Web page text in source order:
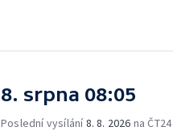
8. srpna 08:05
Poslední vysílání8. 8. 2026 na ČT24